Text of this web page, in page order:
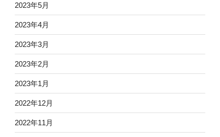
2023年5月
2023年4月
2023年3月
2023年2月
2023年1月
2022年12月
2022年11月